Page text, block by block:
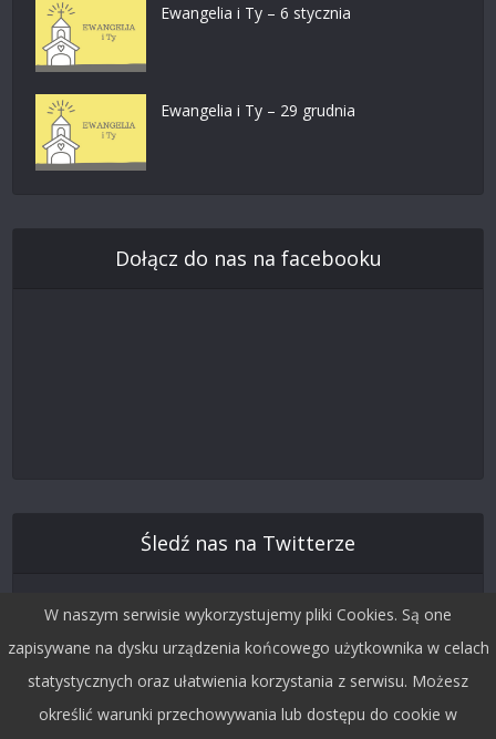
Ewangelia i Ty – 6 stycznia
Ewangelia i Ty – 29 grudnia
Dołącz do nas na facebooku
Śledź nas na Twitterze
W naszym serwisie wykorzystujemy pliki Cookies. Są one
zapisywane na dysku urządzenia końcowego użytkownika w celach
statystycznych oraz ułatwienia korzystania z serwisu. Możesz
określić warunki przechowywania lub dostępu do cookie w